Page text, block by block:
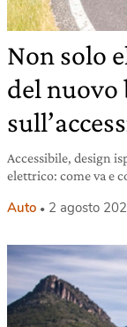
Non solo
del nuovo
Accessibile, design
elettrico: come va e
Auto 2 agosto